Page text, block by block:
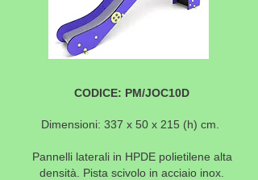
CODICE: PM/JOC10D
Dimensioni: 337 x 50 x 215 (h) cm.
Pannelli laterali in HPDE polietilene alta
densità. Pista scivolo in acciaio inox.